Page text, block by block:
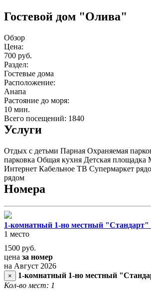
Гостевой дом "Олива"
Обзор
Цена:
700 руб.
Раздел:
Гостевые дома
Расположение:
Анапа
Растояние до моря:
10 мин.
Всего посещений: 1840
Услуги
Отдых с детьми Парная Охраняемая
парковка Общая кухня Детская площадка
Интернет Кабельное ТВ Супермаркет
рядом
Номера
1-комнатный 1-но местный "Стандарт"
1 место
1500 руб.
цена за номер
на Август 2026
×
1-комнатный 1-но местный
Кол-во мест: 1